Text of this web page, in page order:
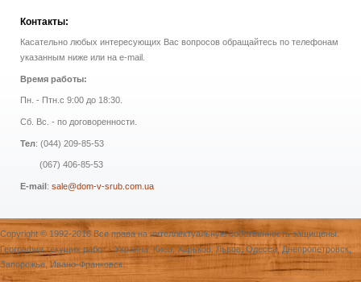
Контакты:
Касательно любых интересующих Вас вопросов обращайтесь по телефонам
указанным ниже или на e-mail.
Время работы:
Пн. - Птн.с 9:00 до 18:30.
Сб. Вс. - по договоренности.
Тел: (044) 209-85-53
(067) 406-85-53
E-mail: sale@dom-v-srub.com.ua
Copyright © 1992-2016 Все права на интеллектуальную собственность защищены.
География текущих работ - Украина: Киев, Харьков, Львов, Одесса, Днепропетровск,
Запорожье, Ивано-Франковск.